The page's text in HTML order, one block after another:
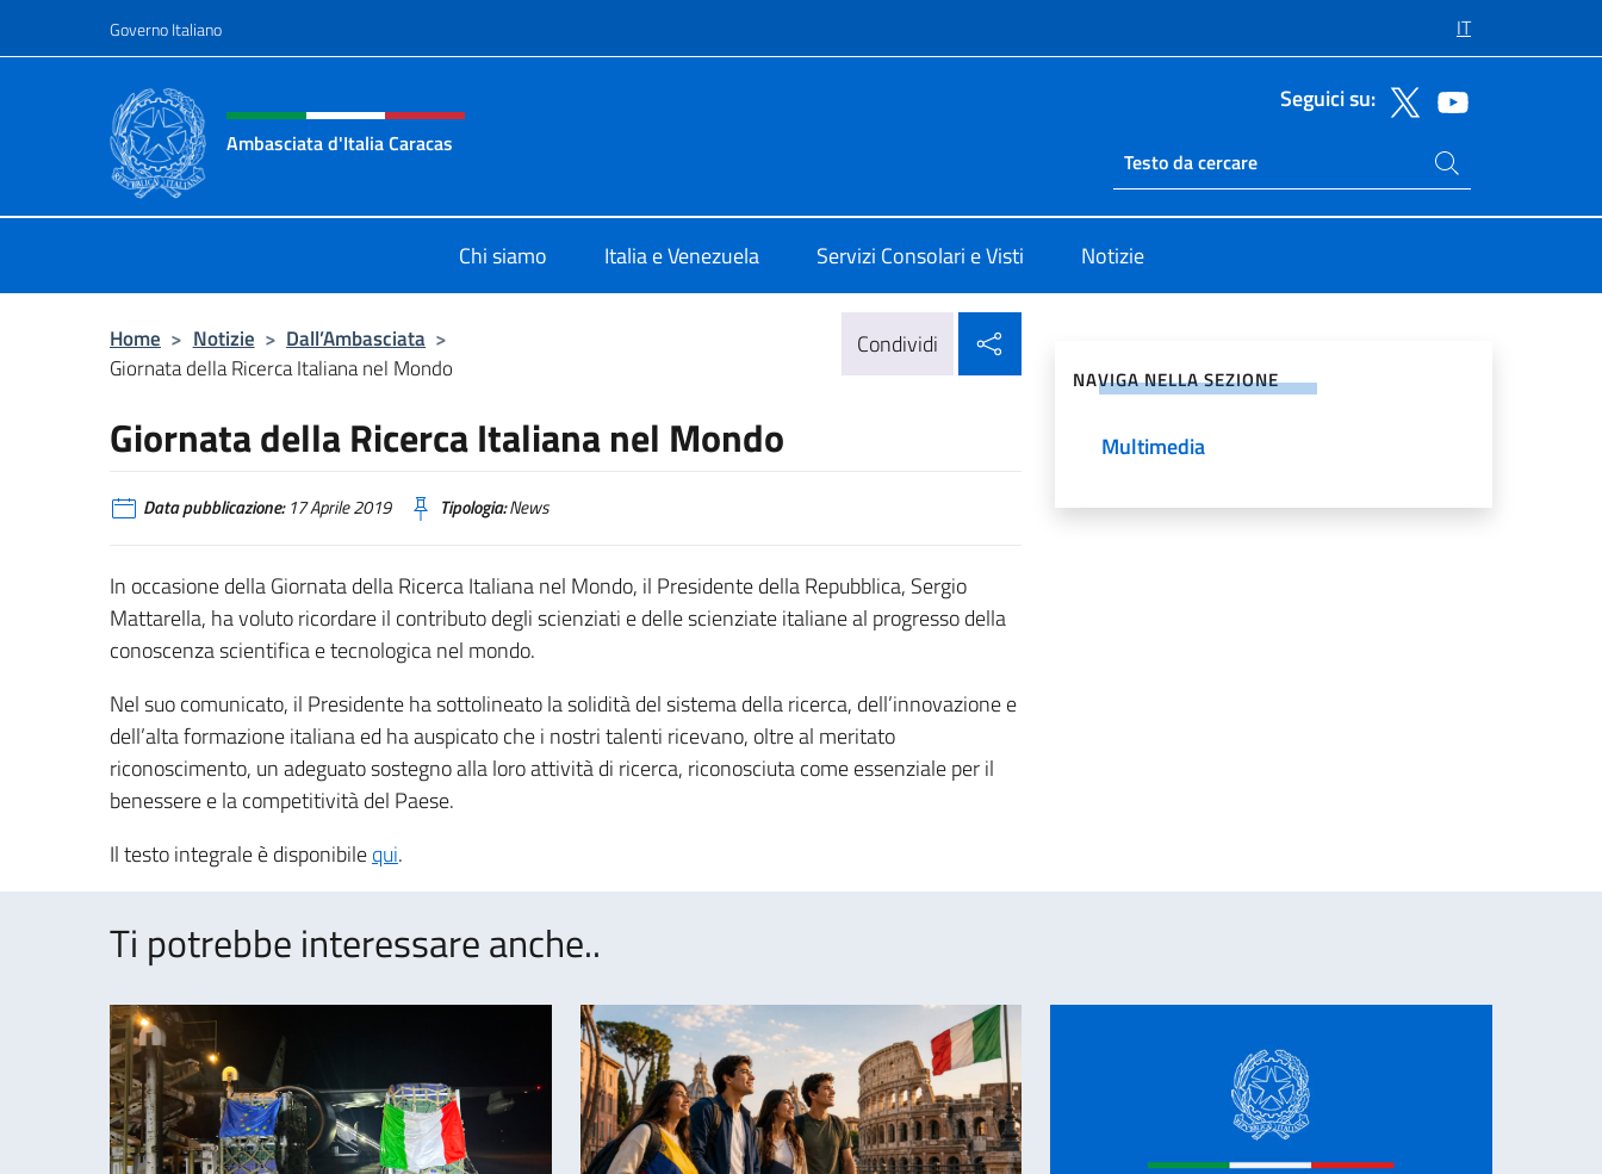
Governo Italiano IT
Intestazione sito, social e menù
Ambasciata d'Italia Caracas
Seguici su:
Ricerca sito live
Cerca nel sito
Chi siamo Italia e Venezuela Servizi Consolari e Visti Notizie
Home > Notizie > Dall’Ambasciata >
Giornata della Ricerca Italiana nel Mondo
Condividi
Giornata della Ricerca Italiana nel Mondo
Data pubblicazione:17 Aprile 2019 Tipologia:News
In occasione della Giornata della Ricerca Italiana nel Mondo, il Presidente della Repubblica, Sergio
Mattarella, ha voluto ricordare il contributo degli scienziati e delle scienziate italiane al progresso della
conoscenza scientifica e tecnologica nel mondo.
Nel suo comunicato, il Presidente ha sottolineato la solidità del sistema della ricerca, dell’innovazione e
dell’alta formazione italiana ed ha auspicato che i nostri talenti ricevano, oltre al meritato
riconoscimento, un adeguato sostegno alla loro attività di ricerca, riconosciuta come essenziale per il
benessere e la competitività del Paese.
Il testo integrale è disponibilequi.
NAVIGA NELLA SEZIONE
Multimedia
Ti potrebbe interessare anche..